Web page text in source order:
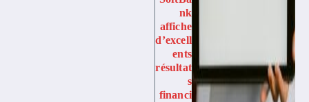
nk
affiche
d’excell
ents
résultat
s
financi